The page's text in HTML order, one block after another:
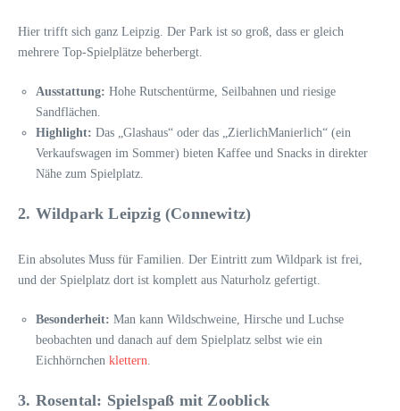
Hier trifft sich ganz Leipzig. Der Park ist so groß, dass er gleich
mehrere Top-Spielplätze beherbergt.
Ausstattung: Hohe Rutschentürme, Seilbahnen und riesige
Sandflächen.
Highlight: Das „Glashaus“ oder das „ZierlichManierlich“ (ein
Verkaufswagen im Sommer) bieten Kaffee und Snacks in direkter
Nähe zum Spielplatz.
2. Wildpark Leipzig (Connewitz)
Ein absolutes Muss für Familien. Der Eintritt zum Wildpark ist frei,
und der Spielplatz dort ist komplett aus Naturholz gefertigt.
Besonderheit: Man kann Wildschweine, Hirsche und Luchse
beobachten und danach auf dem Spielplatz selbst wie ein
Eichhörnchen klettern.
3. Rosental: Spielspaß mit Zooblick